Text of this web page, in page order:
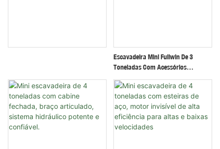
Escavadeira Mini Fullwin De 3
Toneladas Com Acessórios
Multifuncionais - Escavadeira De
Esteiras